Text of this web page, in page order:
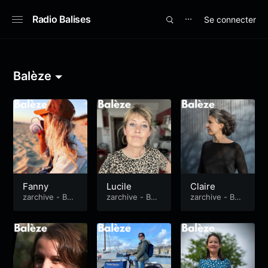
Radio Balises ⋯ Se connecter
Balèze
Fanny
zarchive - Bal
Lucile
zarchive - Bal
Claire
zarchive - Bal